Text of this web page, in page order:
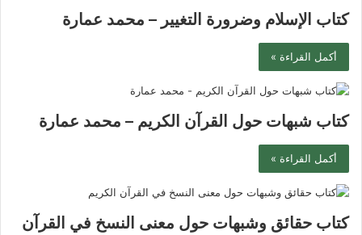
كتاب الإسلام وضرورة التغيير – محمد عمارة
أكمل القراءة »
كتاب شبهات حول القرآن الكريم – محمد عمارة
أكمل القراءة »
كتاب حقائق وشبهات حول معنى النسخ في القرآن